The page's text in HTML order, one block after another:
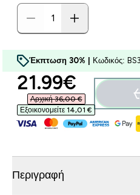
Έκπτωση 30% | Κωδικός:
discounted
21.99€‎
Αρχική 36,00 €‎
Εξοικονομείτε 14,01 €‎
Περιγραφή